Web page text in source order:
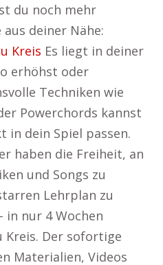
du noch mehr
deiner Nähe:
Kreis Es liegt in deiner
erhöhst oder
Techniken wie
Powerchords kannst
in dein Spiel passen.
haben die Freiheit, an
und Songs zu
Lehrplan zu
in nur 4 Wochen
Kreis. Der sofortige
Materialien, Videos